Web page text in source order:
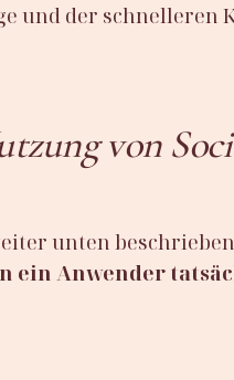
und der
von
unten
ein Anwender